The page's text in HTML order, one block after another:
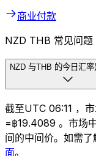
商业付款
NZD THB 常见问题
NZD 与THB 的今日汇率
截至UTC 06:11 ，
=฿19.4089 。市场
间的中间价。如需
面。